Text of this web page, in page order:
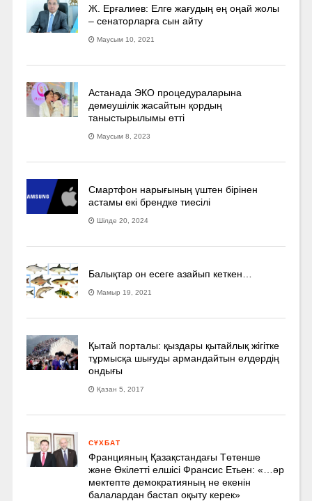
Ж. Ерғалиев: Елге жағудың ең оңай жолы
– сенаторларға сын айту
Маусым 10, 2021
Астанада ЭКО процедураларына
демеушілік жасайтын қордың
таныстырылымы өтті
Маусым 8, 2023
Смартфон нарығының үштен бірінен
астамы екі брендке тиесілі
Шілде 20, 2024
Балықтар он есеге азайып кеткен…
Мамыр 19, 2021
Қытай порталы: қыздары қытайлық жігітке
тұрмысқа шығуды армандайтын елдердің
ондығы
Қазан 5, 2017
СҰХБАТ
Францияның Қазақстандағы Төтенше
және Өкілетті елшісі Франсис Етьен: «…әр
мектепте демократияның не екенін
балалардан бастап оқыту керек»